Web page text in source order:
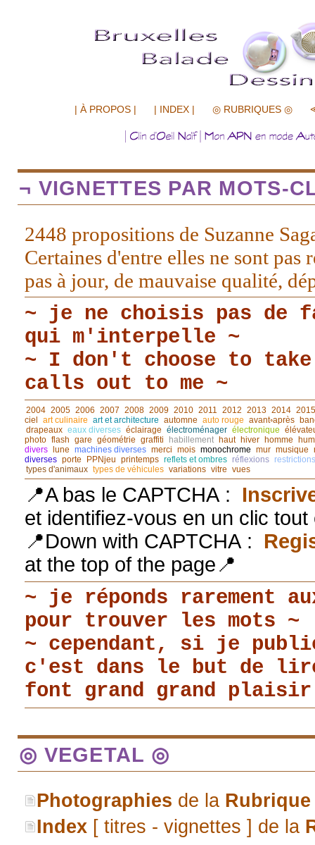
| À PROPOS | | INDEX | ◎ RUBRIQUES ◎
¬ VIGNETTES PAR MOTS-
2448 propositions de Suzanne
Certaines d'entre elles ne sont pas
pas à jour, de mauvaise qualité,
~ je ne choisis pas de
qui m'interpelle ~
~ I don't choose to
calls out to me ~
2004 2005 2006 2007 2008 2009 2010 2011 2012 2013 2014 2015
ciel art culinaire art et architecture automne auto rouge avant◦après
drapeaux eaux diverses éclairage électroménager électronique
photo flash gare géométrie graffiti habillement haut hiver homme
divers lune machines diverses merci mois monochrome mur musique
diverses porte PPNjeu printemps reflets et ombres réflexions restrictions
types d'animaux types de véhicules variations vitre vues
📍A bas le CAPTCHA :
et identifiez-vous en un clic
📍Down with CAPTCHA :
at the top of the page📍
~ je réponds rarement
pour trouver les mots ~
~ cependant, si je
c'est dans le but de
font grand grand
◎ VEGETAL ◎
Photographies de la Rubrique
Index [ titres - vignettes ] de la